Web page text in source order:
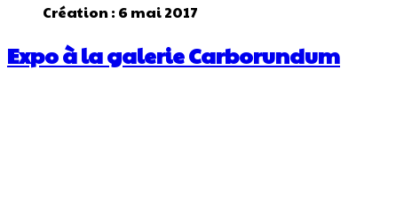
Création : 6 mai 2017
Expo à la galerie Carborundum